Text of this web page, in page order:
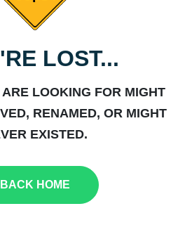
LOST...
LOOKING FOR MIGHT
RENAMED, OR MIGHT
EXISTED.
BACK HOME